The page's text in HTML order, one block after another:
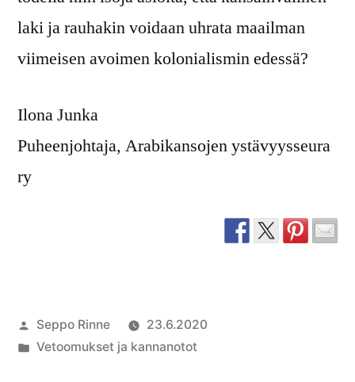
laki ja rauhakin voidaan uhrata maailman
viimeisen avoimen kolonialismin edessä?
Ilona Junka
Puheenjohtaja, Arabikansojen ystävyysseura
ry
Artikkelin
julkaisija
Seppo Rinne
23.6.2020
Julkaistu
Vetoomukset ja kannanotot